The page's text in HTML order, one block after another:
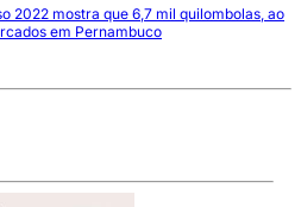
2022 mostra que 6,7 mil quilombolas, ao
em Pernambuco